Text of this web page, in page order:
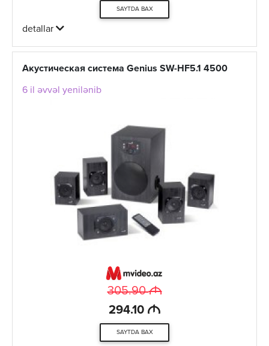
SAYTDA BAX
detallar
Акустическая система Genius SW-HF5.1 4500
6 il əvvəl yenilənib
305.90M
294.10 M
SAYTDA BAX